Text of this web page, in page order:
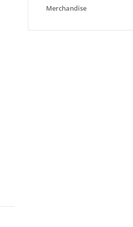
Merchandise